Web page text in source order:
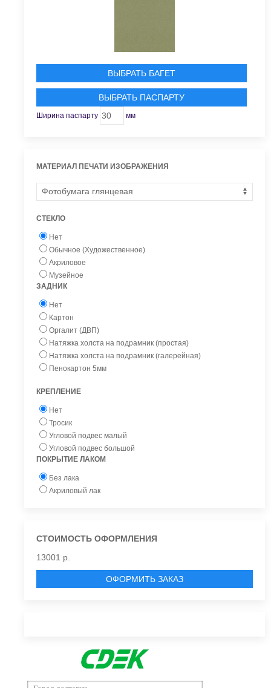
ВЫБРАТЬ БАГЕТ
ВЫБРАТЬ ПАСПАРТУ
Ширина паспарту мм
МАТЕРИАЛ ПЕЧАТИ ИЗОБРАЖЕНИЯ
СТЕКЛО
Нет
Обычное (Художественное)
Акриловое
Музейное
ЗАДНИК
Нет
Картон
Оргалит (ДВП)
Натяжка холста на подрамник (простая)
Натяжка холста на подрамник (галерейная)
Пенокартон 5мм
КРЕПЛЕНИЕ
Нет
Тросик
Угловой подвес малый
Угловой подвес большой
ПОКРЫТИЕ ЛАКОМ
Без лака
Акриловый лак
СТОИМОСТЬ ОФОРМЛЕНИЯ
13001 р.
ОФОРМИТЬ ЗАКАЗ